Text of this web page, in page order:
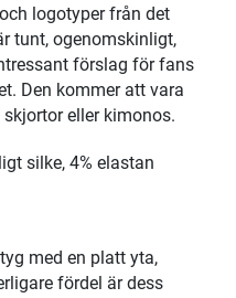
logotyper från det
tunt, ogenomskinligt,
förslag för fans
Den kommer att vara
eller kimonos.
silke, 4% elastan
med en platt yta,
fördel är dess